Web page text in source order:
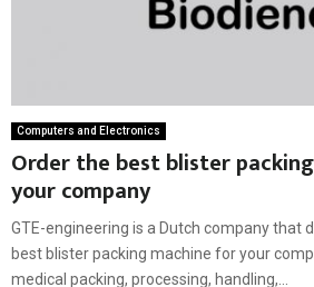
Computers and Electronics
Order the best blister
your company
GTE-engineering is a Dutch company that
best blister packing machine for your
medical packing, processing, handling,...